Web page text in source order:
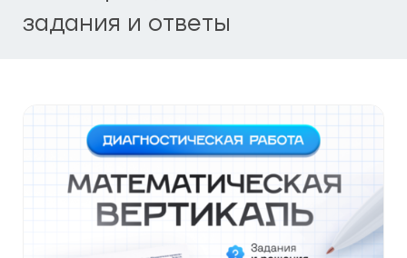
задания и ответы